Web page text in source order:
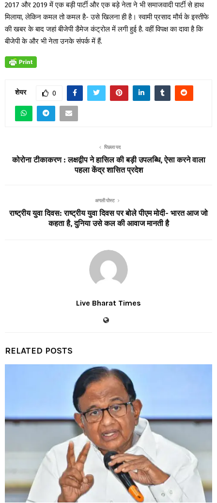
2017 और 2019 में एक बड़ी पार्टी और एक बड़े नेता ने भी समाजवादी पार्टी से हाथ
मिलाया, लेकिन कमल तो कमल है- उसे खिलना ही है। स्वामी प्रसाद मौर्य के इस्तीफे
की खबर के बाद जहां बीजेपी डैमेज कंट्रोल में लगी हुई है. वहीं विपक्ष का दावा है कि
बीजेपी के और भी नेता उनके संपर्क में हैं.
शेयर 0
पिछला पद
कोरोना टीकाकरण : लक्षद्वीप ने हासिल की बड़ी उपलब्धि, ऐसा करने वाला
पहला केंद्र शासित प्रदेश
अगली पोस्ट
राष्ट्रीय युवा दिवस: राष्ट्रीय युवा दिवस पर बोले पीएम मोदी- भारत आज जो
कहता है, दुनिया उसे कल की आवाज मानती है
Live Bharat Times
RELATED POSTS